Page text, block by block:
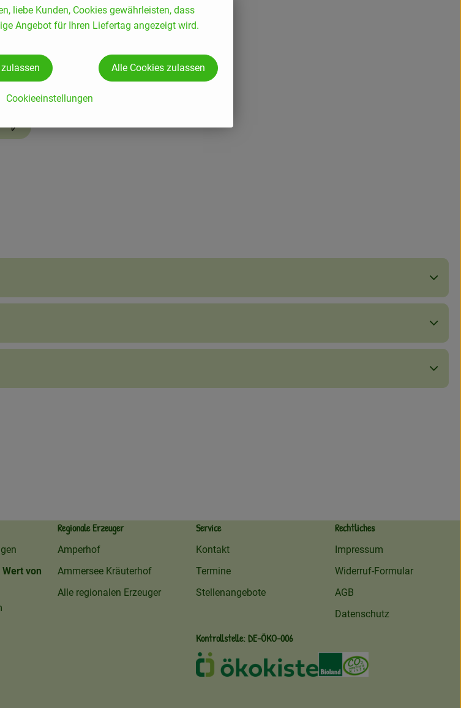
von
Regionale Erzeuger
Amperhof
Ammersee Kräuterhof
Alle regionalen Erzeuger
Service
Kontakt
Termine
Stellenangebote
Rechtliches
Impressum
Widerruf-Formular
AGB
Datenschutz
https://www.instagram.com/amperhofoekokiste
Kontrollstelle: DE-ÖKO-006
Externer Link zu /ueber-uns/
Externer Link zu /
Externer Link zu /
liebe Kunden, Cookies gewährleisten, dass
Angebot für Ihren Liefertag angezeigt wird.
Cookieeinstellungen
Alle Cookies zulassen